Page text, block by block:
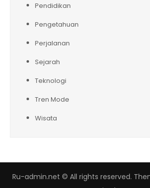
Pendidikan
Pengetahuan
Perjalanan
Sejarah
Teknologi
Tren Mode
Wisata
Ru-admin.net © All rights reserved.